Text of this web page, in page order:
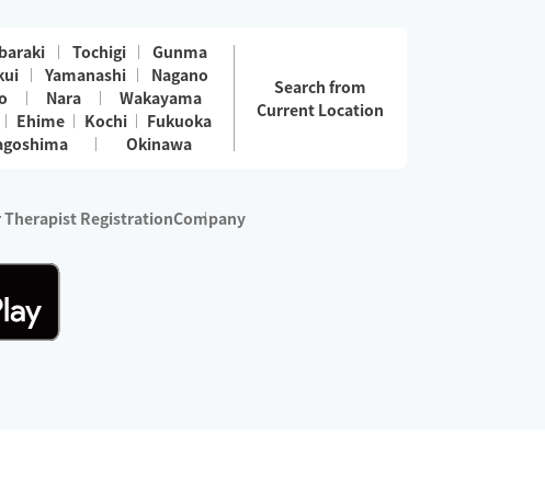
Tochigi
Gunma
Yamanashi
Nagano
Nara
Wakayama
Ehime Kochi
Fukuoka
Okinawa
Search from
Current Location
Therapist RegistrationCompany